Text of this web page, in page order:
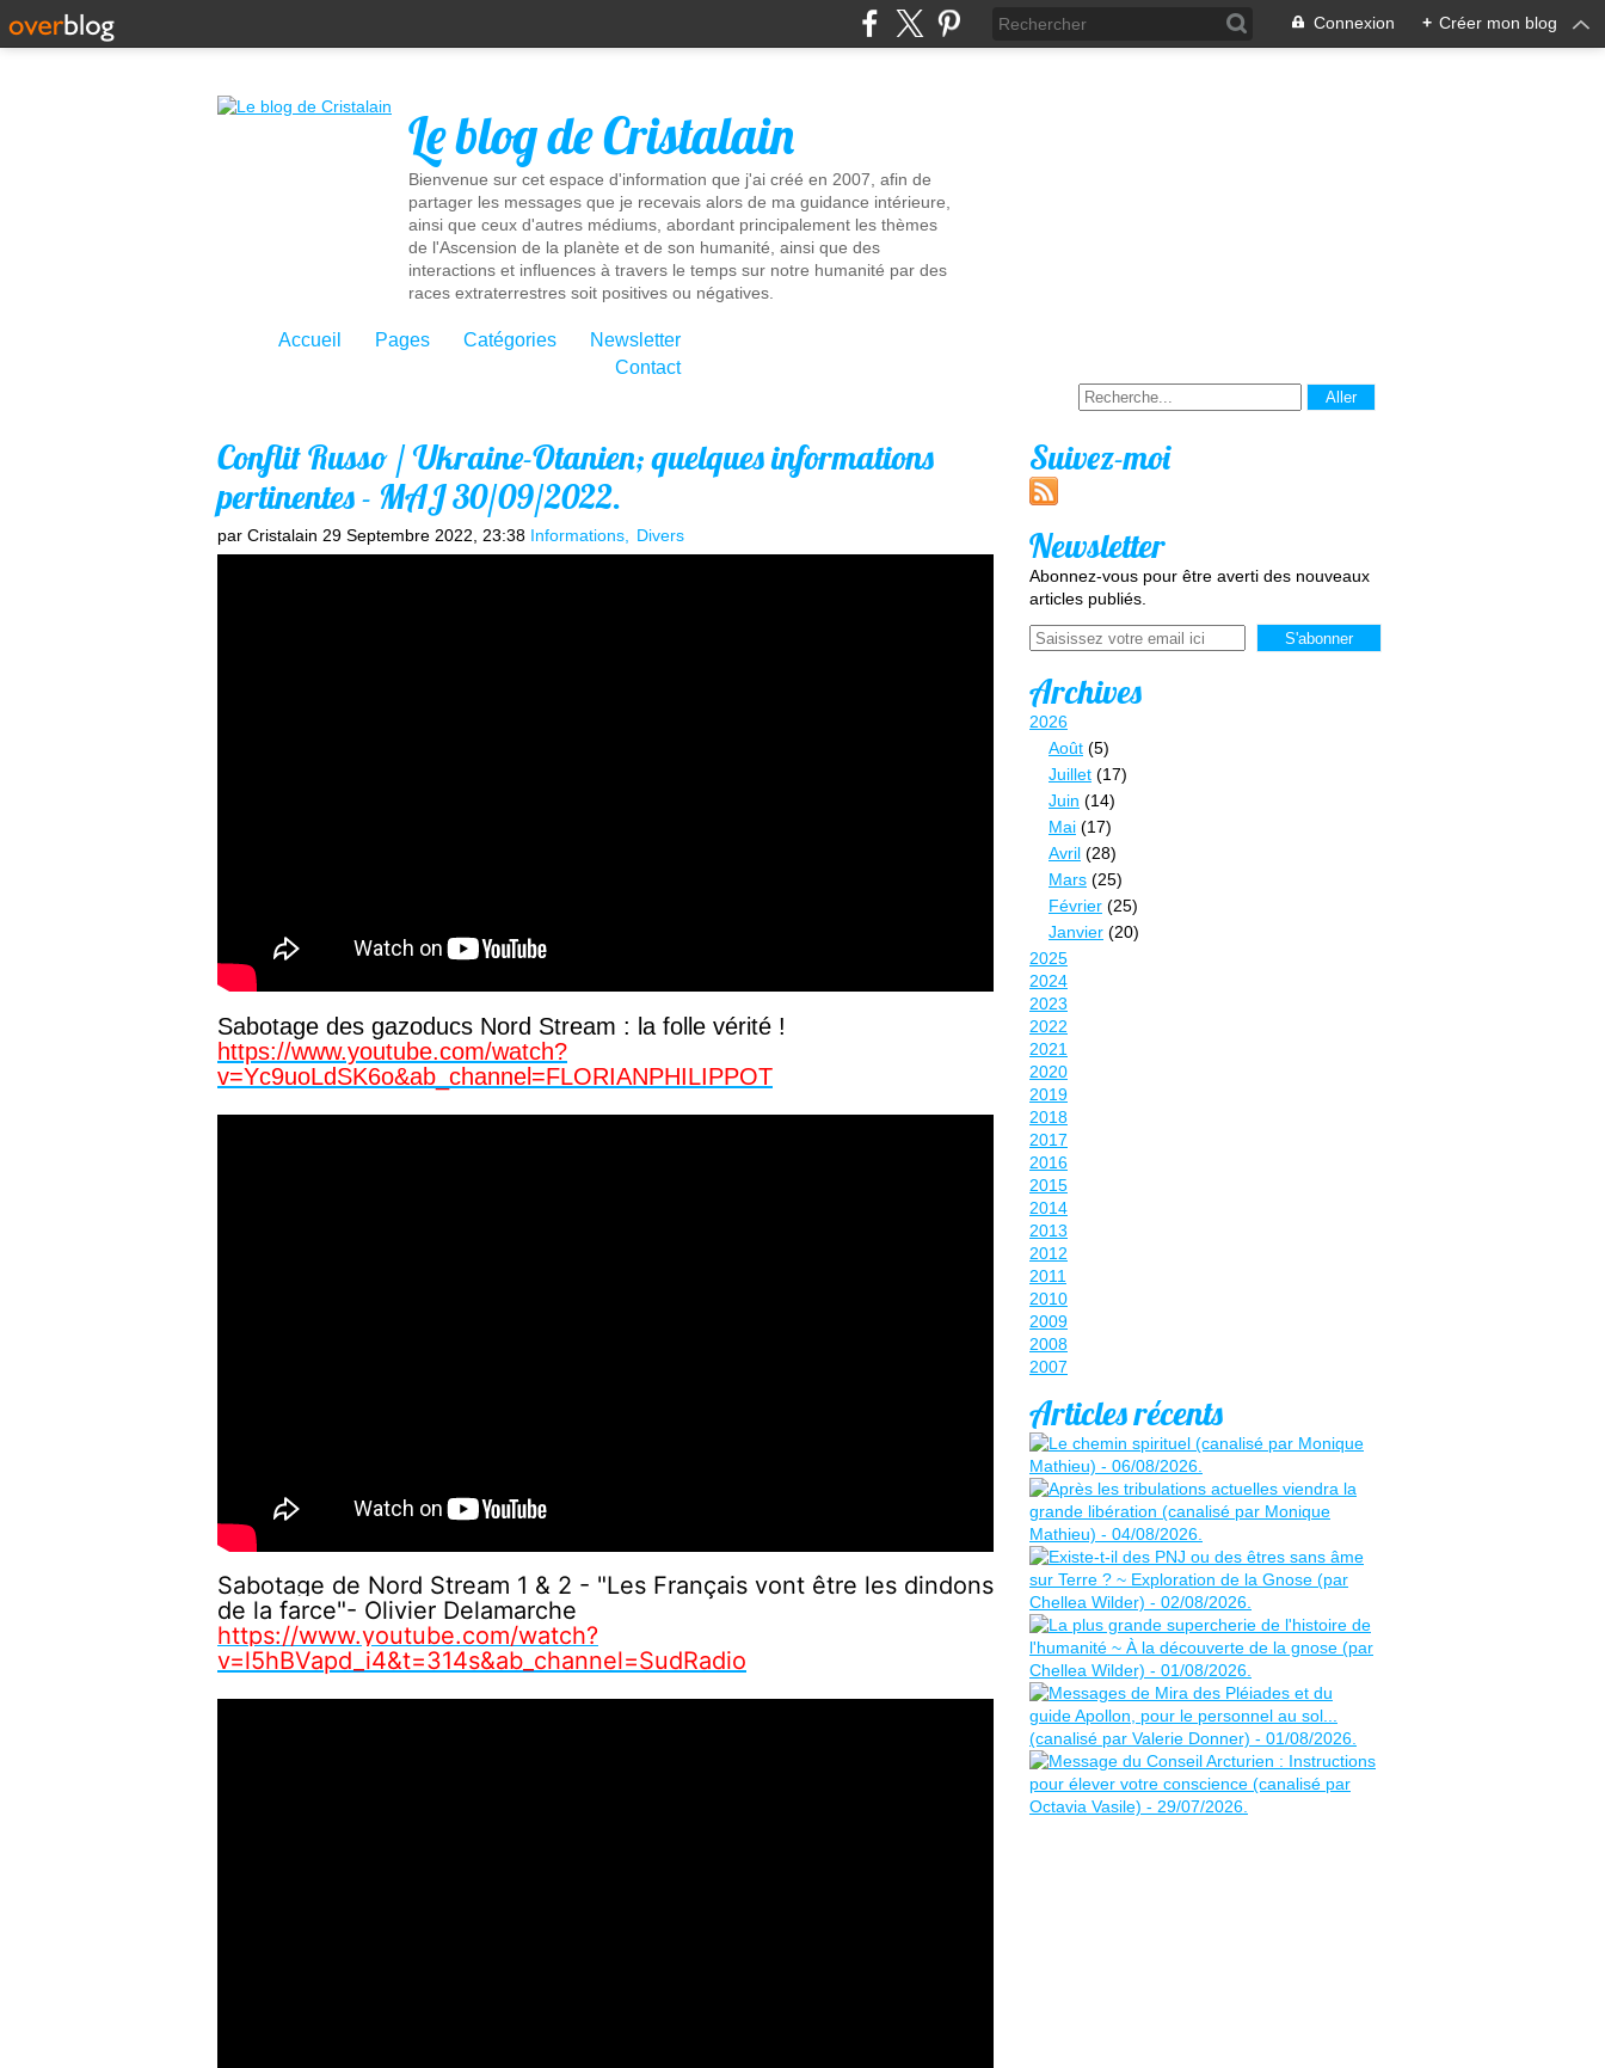
Connexion + Créer mon blog
Le blog de Cristalain
Bienvenue sur cet espace d'information que j'ai créé en 2007, afin de
partager les messages que je recevais alors de ma guidance intérieure,
ainsi que ceux d'autres médiums, abordant principalement les thèmes
de l'Ascension de la planète et de son humanité, ainsi que des
interactions et influences à travers le temps sur notre humanité par des
races extraterrestres soit positives ou négatives.
Accueil Pages Catégories
Newsletter
Contact
Conflit Russo / Ukraine-Otanien; quelques informations
pertinentes - MAJ 30/09/2022.
par Cristalain 29 Septembre 2022, 23:38 Informations Divers
Sabotage des gazoducs Nord Stream : la folle vérité !
https://www.youtube.com/watch?
v=Yc9uoLdSK6o&ab_channel=FLORIANPHILIPPOT
Sabotage de Nord Stream 1 & 2 - "Les Français vont être les dindons
de la farce"- Olivier Delamarche
https://www.youtube.com/watch?
v=l5hBVapd_i4&t=314s&ab_channel=SudRadio
Suivez-moi
Newsletter
Abonnez-vous pour être averti des nouveaux
articles publiés.
Email
Archives
2026
Août (5)
Juillet (17)
Juin (14)
Mai (17)
Avril (28)
Mars (25)
Février (25)
Janvier (20)
2025
2024
2023
2022
2021
2020
2019
2018
2017
2016
2015
2014
2013
2012
2011
2010
2009
2008
2007
Articles récents